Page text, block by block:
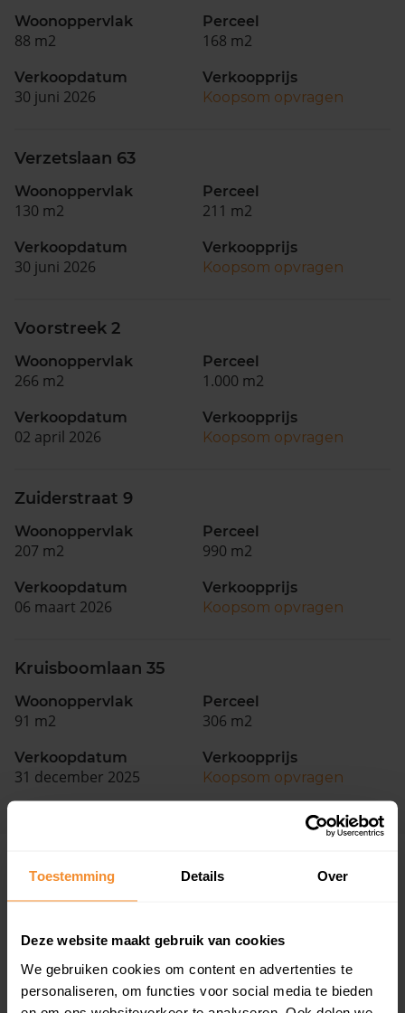
Toestemming Details Over
Deze website maakt gebruik van cookies
We gebruiken cookies om content en advertenties te
personaliseren, om functies voor social media te bieden
Woonoppervlak
88 m2
Perceel
168 m2
Verkoopdatum
30 juni 2026
Verkoopprijs
Koopsom opvragen
Verzetslaan 63
Woonoppervlak
130 m2
Perceel
211 m2
Verkoopdatum
30 juni 2026
Verkoopprijs
Koopsom opvragen
Voorstreek 2
Woonoppervlak
266 m2
Perceel
1.000 m2
Verkoopdatum
02 april 2026
Verkoopprijs
Koopsom opvragen
Zuiderstraat 9
Woonoppervlak
207 m2
Perceel
990 m2
Verkoopdatum
06 maart 2026
Verkoopprijs
Koopsom opvragen
Kruisboomlaan 35
Woonoppervlak
91 m2
Perceel
306 m2
Verkoopdatum
31 december 2025
Verkoopprijs
Koopsom opvragen
Woningen